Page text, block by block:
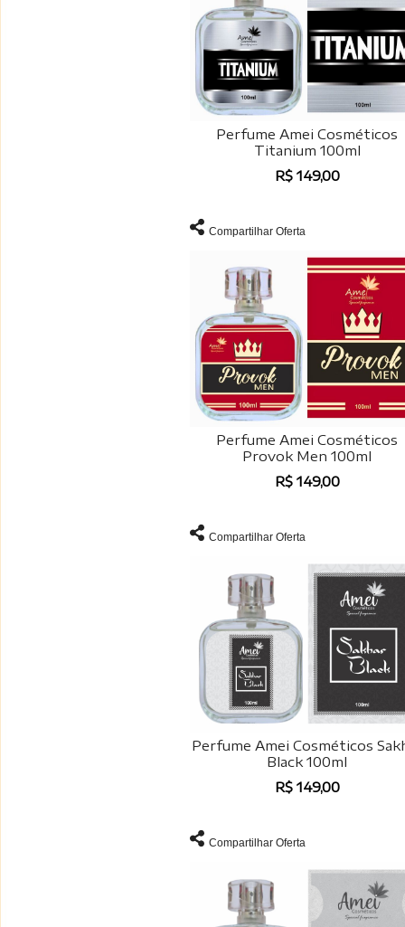
Perfume Amei Cosméticos
Titanium 100ml
R$ 149,00
Compartilhar Oferta
Perfume Amei Cosméticos
Provok Men 100ml
R$ 149,00
Compartilhar Oferta
Perfume Amei Cosméticos
Black 100ml
R$ 149,00
Compartilhar Oferta